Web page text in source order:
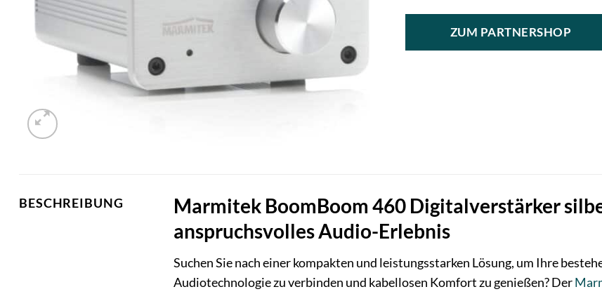
ZUM PARTNERSHOP
BESCHREIBUNG
Marmitek BoomBoom 460 Digitalverstärker
anspruchsvolles Audio-Erlebnis
Suchen Sie nach einer kompakten und leistungsstarken Lösung, um Ihre
Audiotechnologie zu verbinden und kabellosen Komfort zu genießen? Der